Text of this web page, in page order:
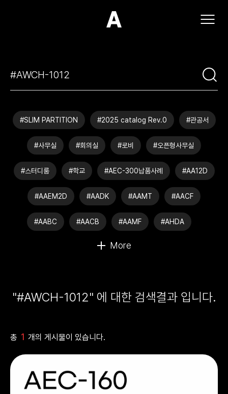
(주)아모스아인스가구
#SLIM PARTITION #2025 catalog Rev.0 #관공서
#사무실 #회의실 #로비 #오픈형사무실
#스터디룸 #학교 #AEC-300납품사례 #AA12D
#AAEM2D #AADK #AAMT #AACF
#AABC #AACB #AAMF #AHDA
"#AWCH-1012" 에 대한 검색결과 입니다.
총 1 개의 게시물이 있습니다.